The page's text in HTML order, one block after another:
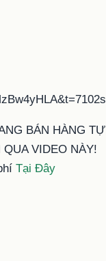
BÁN HÀNG TỰ
VIDEO NÀY!
Tại Đây